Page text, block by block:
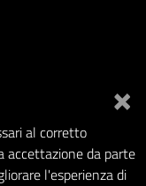
×
al corretto
accettazione da parte
l'esperienza di